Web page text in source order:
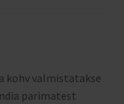
kohv valmistatakse
parimatest